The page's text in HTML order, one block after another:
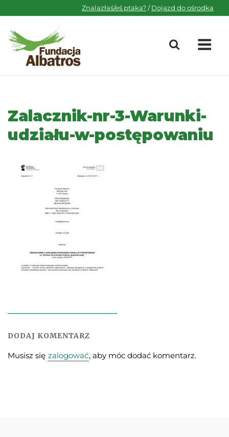
to
content
Znalazłaś/eś ptaka?/Dojazd do ośrodka
Zalacznik-nr-3-Warunki-
udziału-w-postępowaniu
DODAJ KOMENTARZ
Musisz się zalogować, aby móc dodać komentarz.